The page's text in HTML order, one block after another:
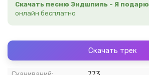
Скачать песню Эндшпиль - Я подарю
онлайн бесплатно
Скачать трек